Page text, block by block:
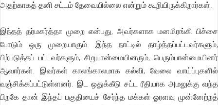
அதற்காகத் தனி சட்டம் தேவையில்லை என்றும் கூறியிருக்கிறார்கள்.
இந்தத் தர்மகர்த்தா முறை என்பது, அவர்களாக மனமிரங்கி பிச்சை
போடும் ஒரு முறையாகும். இந்த நாட்டில் தாழ்த்தப்பட்டவர்களும்,
பிற்படுத்தப் பட்டவர்களும், சிறுபான்மையினரும், பெரும்பான்மையினர்
ஆவார்கள். இவர்கள் காலங்காலமாக கல்வி, வேலை வாய்ப்புகளில்
வஞ்சிக்கப்பட்டுள்ளனர். இட ஒதுக்கீடு சட்ட ரீதியாக அமலுக்கு வந்த
பிறகே தான் இந்தப் பகுதியைச் சேர்ந்த மக்கள் ஓரளவு முன்னேற்றத்